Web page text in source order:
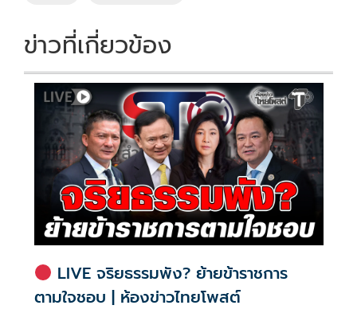
ข่าวที่เกี่ยวข้อง
LIVE จริยธรรมพัง? ย้ายข้าราชการ
ตามใจชอบ | ห้องข่าวไทยโพสต์